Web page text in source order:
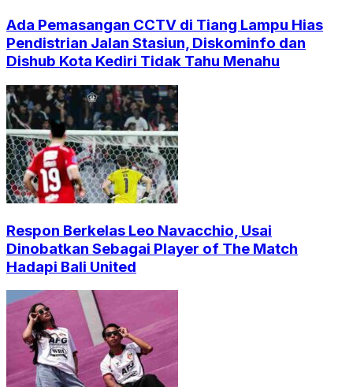
Ada Pemasangan CCTV di Tiang Lampu Hias
Pendistrian Jalan Stasiun, Diskominfo dan
Dishub Kota Kediri Tidak Tahu Menahu
Respon Berkelas Leo Navacchio, Usai
Dinobatkan Sebagai Player of The Match
Hadapi Bali United